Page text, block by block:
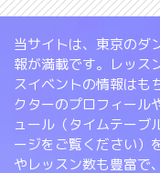
当サイトは、東京のダ
報が満載です。レッス
スイベントの情報はも
クターのプロフィール
ュール（タイムテーブ
ージをご覧ください）
やレッスン数も豊富で